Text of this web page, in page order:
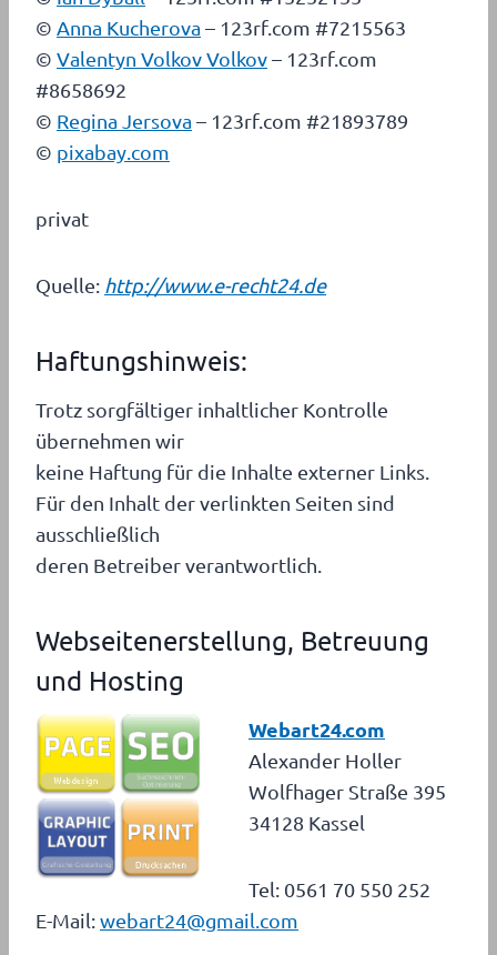
© Anna Kucherova – 123rf.com #7215563
© Valentyn Volkov Volkov– 123rf.com
#8658692
© Regina Jersova – 123rf.com #21893789
© pixabay.com
privat
Quelle: http://www.e-recht24.de
Haftungshinweis:
Trotz sorgfältiger inhaltlicher Kontrolle
übernehmen wir
keine Haftung für die Inhalte externer Links.
Für den Inhalt der verlinkten Seiten sind
ausschließlich
deren Betreiber verantwortlich.
Webseitenerstellung, Betreuung
und Hosting
Webart24.com
Alexander Holler
Wolfhager Straße 395
34128 Kassel
Tel: 0561 70 550 252
E-Mail:webart24@gmail.com